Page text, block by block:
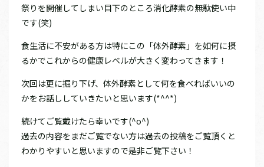
祭りを開催してしまい目下のところ消化酵素の無駄使い中
です(笑)
食生活に不安がある方は特にこの「体外酵素」を如何に摂
るかでこれからの健康レベルが大きく変わってきます！
次回は更に掘り下げ、体外酵素として何を食べればいいの
かをお話ししていきたいと思います(*^^*)
続けてご覧戴けたら幸いです(^o^)
過去の内容をまだご覧でない方は過去の投稿をご覧頂くと
わかりやすいと思いますので是非ご覧下さい！